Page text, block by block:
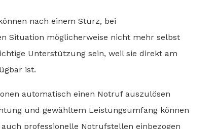
nach einem Sturz, bei
Situation möglicherweise nicht mehr selbst
Unterstützung sein, weil sie direkt am
ist.
automatisch einen Notruf auszulösen
und gewähltem Leistungsumfang können
professionelle Notrufstellen einbezogen